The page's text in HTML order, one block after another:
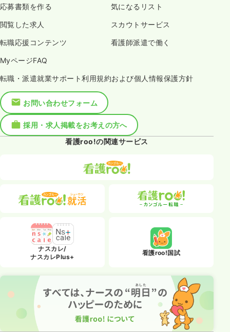
応募書類を作る 気になるリスト
閲覧した求人 スカウトサービス
転職応援コンテンツ 看護師派遣で働く
MyページFAQ
転職・派遣就業サポート利用規約および個人情報保護方針
お問い合わせフォーム
採用・求人掲載をお考えの方へ
看護roo!の関連サービス
ナスカレ/
ナスカレPlus+
看護roo!国試